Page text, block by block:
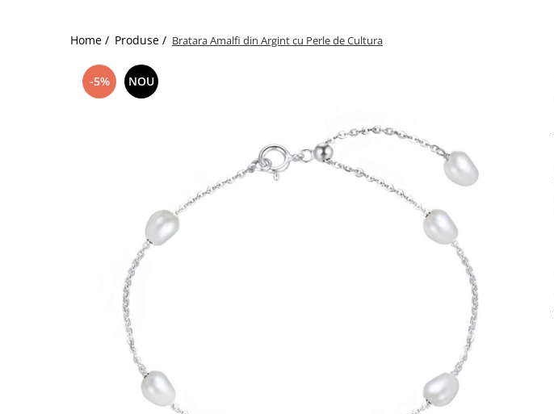
Home / Produse / Bratara Amalfi din Argint cu Perle de Cultura
-5% NOU